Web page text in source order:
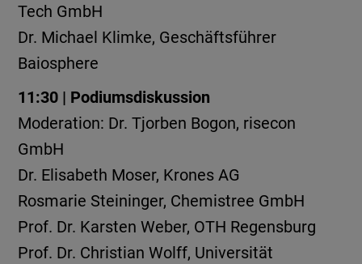
Tech GmbH
Dr. Michael Klimke, Geschäftsführer
Baiosphere
11:30 | Podiumsdiskussion
Moderation: Dr. Tjorben Bogon, risecon
GmbH
Dr. Elisabeth Moser, Krones AG
Rosmarie Steininger, Chemistree GmbH
Prof. Dr. Karsten Weber, OTH Regensburg
Prof. Dr. Christian Wolff, Universität